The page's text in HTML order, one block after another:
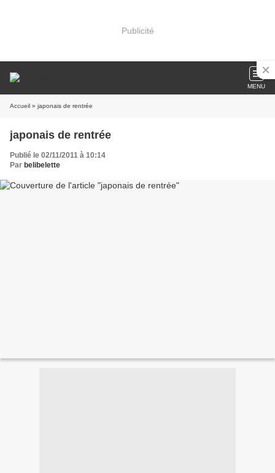
Publicité
MENU
Accueil » japonais de rentrée
japonais de rentrée
Publié le 02/11/2011 à 10:14
Par belibelette